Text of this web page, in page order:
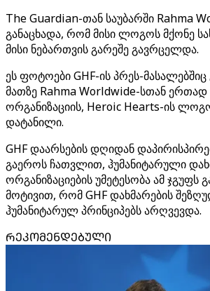
The Guardian-თან საუბარში Rahma
განაცხადა, რომ მისი ლოგოს მქონე
მისი ნებართვის გარეშე გავრცელდა.
ეს ფოტოები GHF-ის პრეს-
მათზე Rahma Worldwide-სთან ერთად
ორგანიზაციის, Heroic Hearts-ის
დატანილი.
GHF დაარსების დღიდან
გაეროს ჩათვლით, ჰუმანიტარული
ორგანიზაციების უმეტესობა ამ ჯგუფს
მოტივით, რომ GHF დახმარების
ჰუმანიტარულ პრინციპებს არღვევდა.
ᲠᲔᲙᲝᲛᲔᲜᲓᲔᲑᲣᲚᲘ